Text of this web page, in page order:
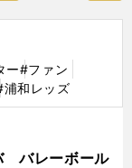
ー#ファン
浦和レッズ
バレーボール